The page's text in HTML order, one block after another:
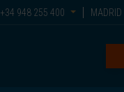
+34 948 255 400 MADRID